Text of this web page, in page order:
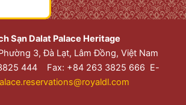
Sạn Dalat Palace Heritage
3, Đà Lạt, Lâm Đồng, Việt Nam
444 Fax: +84 263 3825 666 E-